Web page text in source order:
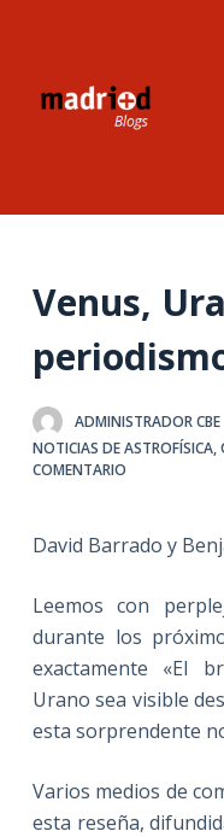
a
n
Venus,
ADMINISTRADOR CBE
NOTICIAS DE ASTROFÍSICA,
COMENTARIO
David Barrado y
Leemos con
durante los
exactamente «El
Urano sea visible
esta sorprendente
Varios medios de
esta reseña,